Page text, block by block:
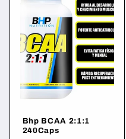
Bhp BCAA 2:1:1
240Caps